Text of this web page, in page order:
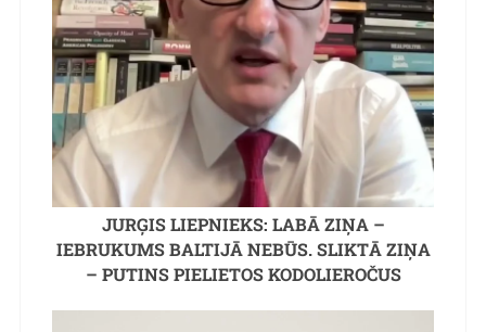
JURĢIS LIEPNIEKS: LABĀ ZIŅA –
IEBRUKUMS BALTIJĀ NEBŪS. SLIKTĀ ZIŅA
– PUTINS PIELIETOS KODOLIEROČUS